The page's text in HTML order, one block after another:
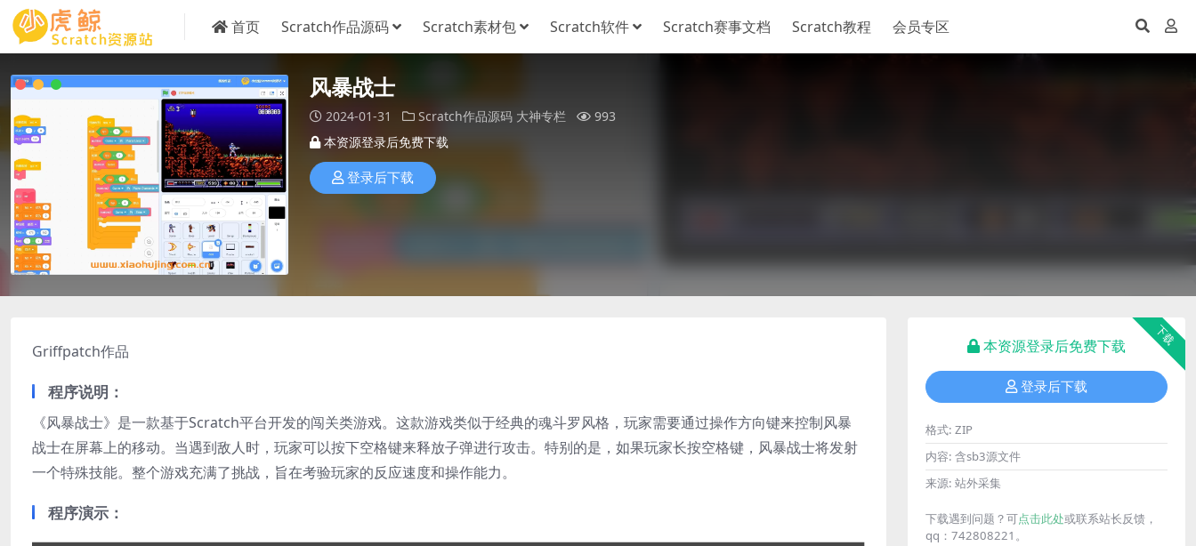
首页 Scratch作品源码 Scratch素材包 Scratch软件 Scratch赛事文档 Scratch教程 会员专区
风暴战士
2024-01-31 Scratch作品源码 大神专栏
993
本资源登录后免费下载
登录后下载
Griffpatch作品
程序说明 ：
《风暴战士》是一款基于Scratch平台开发的闯关类游戏。这款游戏类似于经典的魂斗罗风格，玩家需要通过操作方向键来控制风暴
战士在屏幕上的移动。当遇到敌人时，玩家可以按下空格键来释放子弹进行攻击。特别的是，如果玩家长按空格键，风暴战士将发射
一个特殊技能。整个游戏充满了挑战，旨在考验玩家的反应速度和操作能力。
程序演示：
下载
本资源登录后免费下载
登录后下载
格式: ZIP
内容: 含sb3源文件
来源: 站外采集
下载遇到问题？可点击此处或联系站长反馈，
qq：742808221。